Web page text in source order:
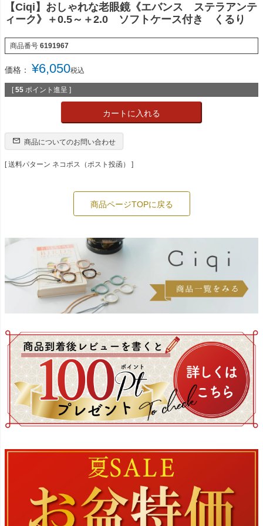
【Ciqi】おしゃれな老眼鏡《エバンス ステラアンテ
ィーク》＋0.5～＋2.0 ソフトケース付き くるり
商品番号 6191967
価格： ¥6,050税込
[ 55 ポイント進呈 ]
カートに入れる
商品についてのお問い合わせ
送料パターン ネコポス（ポスト投函）
商品ページTOPに戻る